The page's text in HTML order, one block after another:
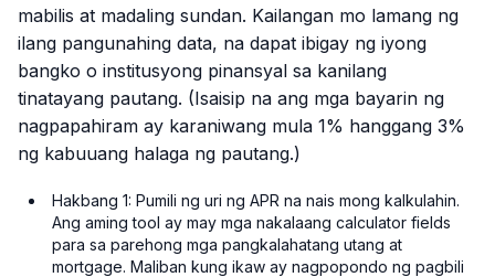
mabilis at madaling sundan. Kailangan mo lamang ng
ilang pangunahing data, na dapat ibigay ng iyong
bangko o institusyong pinansyal sa kanilang
tinatayang pautang. (Isaisip na ang mga bayarin ng
nagpapahiram ay karaniwang mula 1% hanggang 3%
ng kabuuang halaga ng pautang.)
Hakbang 1: Pumili ng uri ng APR na nais mong kalkulahin.
Ang aming tool ay may mga nakalaang calculator fields
para sa parehong mga pangkalahatang utang at
mortgage. Maliban kung ikaw ay nagpopondo ng pagbili